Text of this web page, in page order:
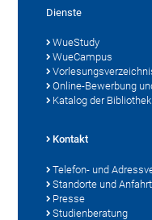
Dienste
WueStudy
WueCampus
Online-Bewerbung
Katalog der Bibliothek
Kontakt
Telefon- und
Standorte und Anfahrt
Presse
Studienberatung